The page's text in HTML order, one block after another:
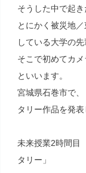
そうした中で起
とにかく被災地
している大学の
そこで初めてカ
といいます。
宮城県石巻市で
タリー作品を発
未来授業2時間目
タリー」